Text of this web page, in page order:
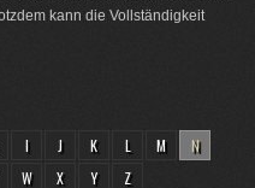
kann die Vollständigkeit
I J K L M
N
W X Y
Z